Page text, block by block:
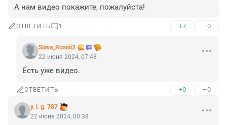
А нам видео покажите, пожалуйста!
ОТВЕТИТЬ 1 +7 –0
Slava_Rossii2
22 июня 2024, 07:48
Есть уже видео.
ОТВЕТИТЬ +0 –0
y. l. g. 787
22 июня 2024, 00:38